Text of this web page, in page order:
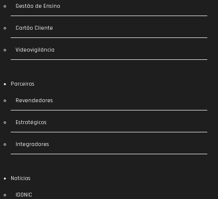
Gestão de Ensino
Cartão Cliente
Videovigilância
Parceiros
Revendedores
Estratégicos
Integradores
Notícias
IDONIC